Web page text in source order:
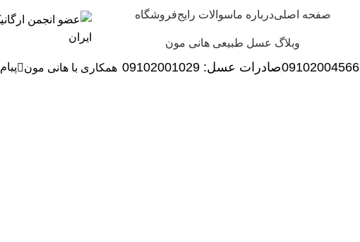
صفحه اصلیدرباره ماسوالات رایجفروشگاه
وبلاگ عسل طبیعی هانی مون
09102004566صادرات عسل: 09102001029 همکاری با هانی مون